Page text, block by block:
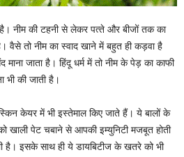
नीम की टहनी से लेकर पत्‍ते और बीजों तक का
वैसे तो नीम का स्‍वाद खाने में बहुत ही कड़वा है
जाता है। हिंदू धर्म में तो नीम के पेड़ का काफी
की जाती है।
केयर में भी इस्तेमाल किए जाते हैं। ये बालों के
को खाली पेट चबाने से आपकी इम्युनिटी मजबूत होती
है। इसके साथ ही ये डायबिटीज के खतरे को भी